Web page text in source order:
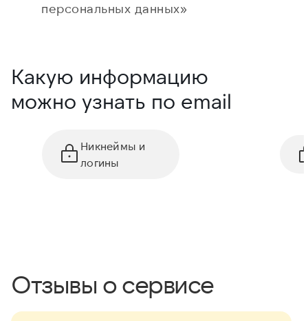
персональных данных»
Какую информацию
можно узнать по email
Никнеймы и
логины
Отзывы о сервисе